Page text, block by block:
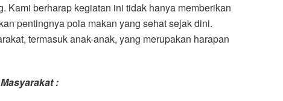
Kami berharap kegiatan ini tidak hanya memberikan
pentingnya pola makan yang sehat sejak dini.
termasuk anak-anak, yang merupakan harapan
: